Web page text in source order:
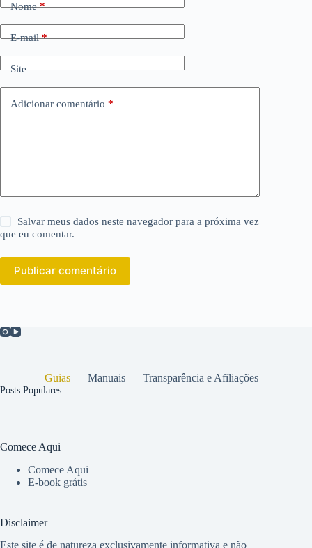
Nome*
E-mail*
Site
Adicionar comentário *
Salvar meus dados neste navegador para a próxima vez
que eu comentar.
Publicar comentário
Guias Manuais Transparência e Afiliações
Posts Populares
Comece Aqui
Comece Aqui
E-book grátis
Disclaimer
Este site é de natureza exclusivamente informativa e não